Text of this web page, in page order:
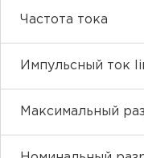
Частота тока
Импульсный ток
Максимальный